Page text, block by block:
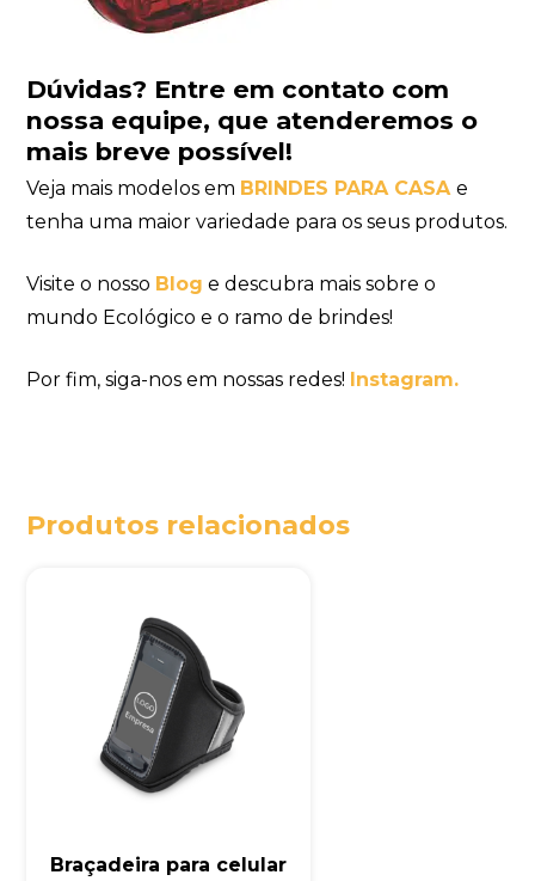
Dúvidas? Entre em contato com
nossa equipe, que atenderemos o
mais breve possível!
Veja mais modelos em BRINDES PARA CASA e
tenha uma maior variedade para os seus produtos.
Visite o nosso Blog e descubra mais sobre o
mundo Ecológico e o ramo de brindes!
Por fim, siga-nos em nossas redes! Instagram.
Produtos relacionados
Braçadeira para celular